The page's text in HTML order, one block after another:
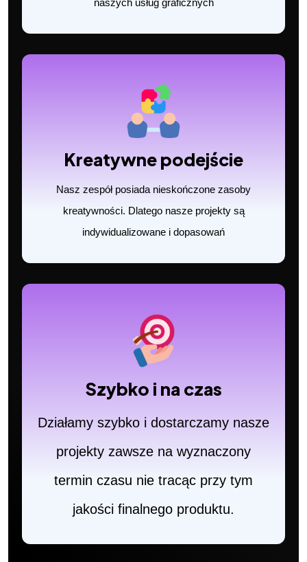
naszych usług graficznych
Kreatywne podejście
Nasz zespół posiada nieskończone zasoby
kreatywności. Dlatego nasze projekty są
indywidualizowane i dopasowań
Szybko i na czas
Działamy szybko i dostarczamy nasze
projekty zawsze na wyznaczony
termin czasu nie tracąc przy tym
jakości finalnego produktu.